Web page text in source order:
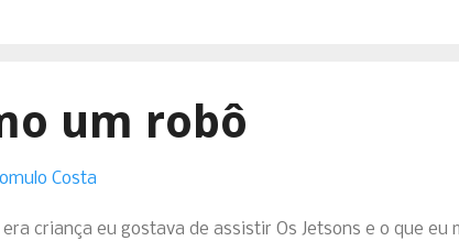
um robô
Costa
era criança eu gostava de assistir Os Jetsons e o que